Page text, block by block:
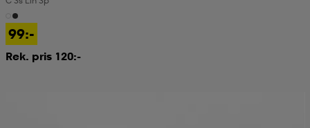
99:-
Rek. pris 120:-